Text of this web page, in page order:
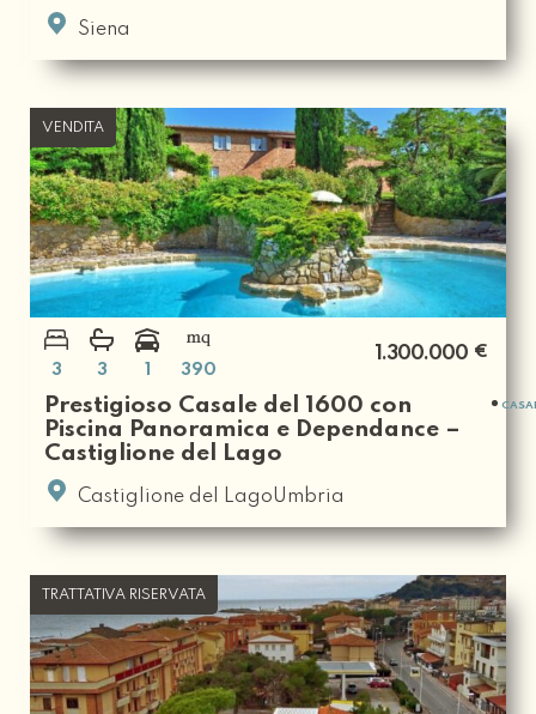
Siena
VENDITA
3 3 390
1.300.000 €
Prestigioso Casale del 1600 con
Piscina Panoramica e Dependance –
Castiglione del Lago
Castiglione del LagoUmbria
TRATTATIVA RISERVATA